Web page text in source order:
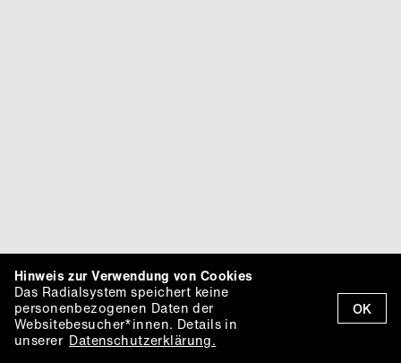
OK
Hinweis zur Verwendung von Cookies
Das Radialsystem speichert keine
personenbezogenen Daten der
Websitebesucher*innen. Details in
unserer Datenschutzerklärung.